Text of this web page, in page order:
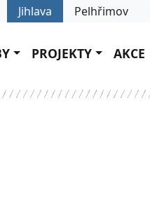
Jihlava Pelhřimov
PROJEKTY AKCE